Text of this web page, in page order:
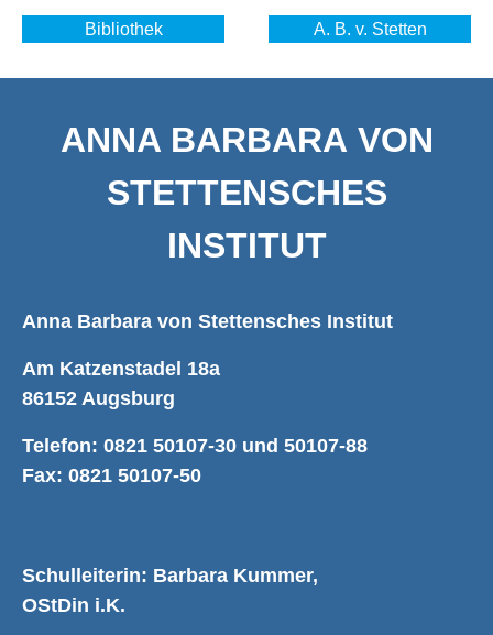
Bibliothek A. B. v. Stetten
ANNA BARBARA VON
STETTENSCHES
INSTITUT
Anna Barbara von Stettensches Institut
Am Katzenstadel 18a
86152 Augsburg
Telefon: 0821 50107-30 und 50107-88
Fax: 0821 50107-50
Schulleiterin: Barbara Kummer,
OStDin i.K.